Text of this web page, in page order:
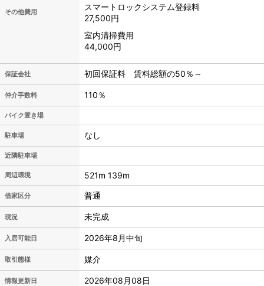
その他費用
スマートロックシステム登録料
27,500円
室内清掃費用
44,000円
保証会社 初回保証料 賃料総額の50％～
仲介手数料 110％
バイク置き場
駐車場 なし
近隣駐車場
周辺環境 521m 139m
借家区分 普通
現況 未完成
入居可能日 2026年8月中旬
取引態様 媒介
情報更新日 2026年08月08日